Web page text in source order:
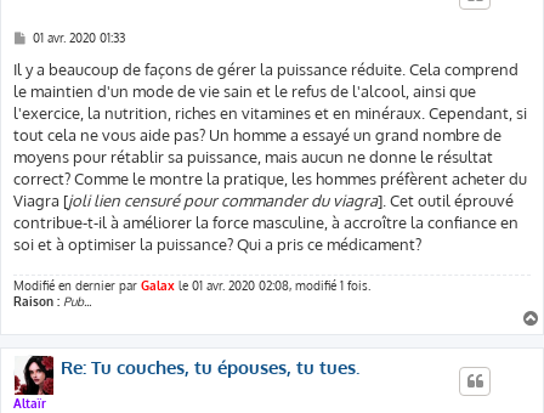
M
s
s
a
g
e
01 avr. 2020 01:33
Il y a beaucoup de façons de gérer la puissance réduite. Cela comprend
le maintien d'un mode de vie sain et le refus de l'alcool, ainsi que
l'exercice, la nutrition, riches en vitamines et en minéraux. Cependant, si
tout cela ne vous aide pas? Un homme a essayé un grand nombre de
moyens pour rétablir sa puissance, mais aucun ne donne le résultat
correct? Comme le montre la pratique, les hommes préfèrent acheter du
Viagra [joli lien censuré pour commander du viagra]. Cet outil éprouvé
contribue-t-il à améliorer la force masculine, à accroître la confiance en
soi et à optimiser la puissance? Qui a pris ce médicament?
Modifié en dernier par Galax le 01 avr. 2020 02:08, modifié 1 fois.
Raison : Pub...
Altaïr
Re: Tu couches, tu épouses, tu tues.